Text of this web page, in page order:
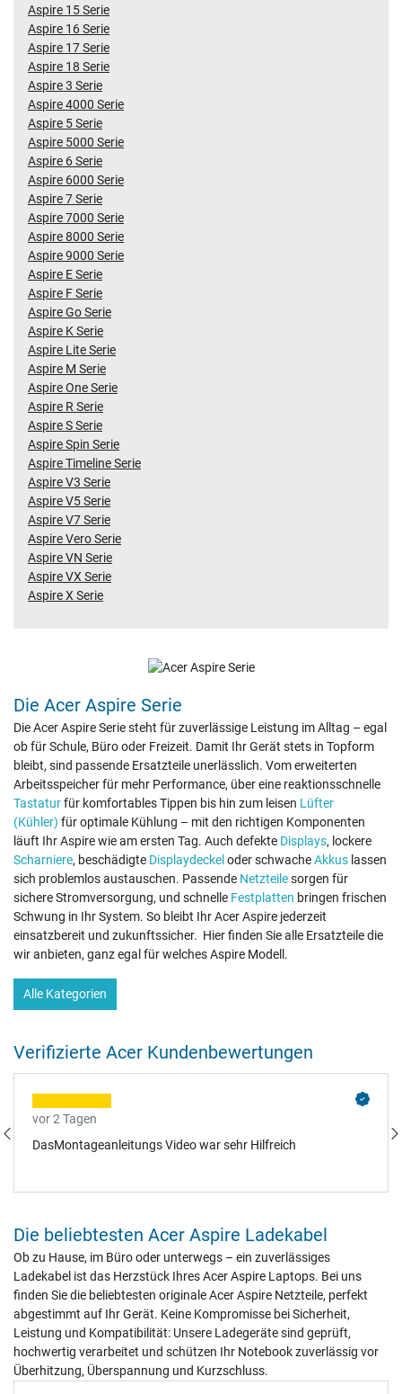
Aspire 15 Serie
Aspire 16 Serie
Aspire 17 Serie
Aspire 18 Serie
Aspire 3 Serie
Aspire 4000 Serie
Aspire 5 Serie
Aspire 5000 Serie
Aspire 6 Serie
Aspire 6000 Serie
Aspire 7 Serie
Aspire 7000 Serie
Aspire 8000 Serie
Aspire 9000 Serie
Aspire E Serie
Aspire F Serie
Aspire Go Serie
Aspire K Serie
Aspire Lite Serie
Aspire M Serie
Aspire One Serie
Aspire R Serie
Aspire S Serie
Aspire Spin Serie
Aspire Timeline Serie
Aspire V3 Serie
Aspire V5 Serie
Aspire V7 Serie
Aspire Vero Serie
Aspire VN Serie
Aspire VX Serie
Aspire X Serie
Die Acer Aspire Serie
Die Acer Aspire Serie steht für zuverlässige Leistung im Alltag – egal
ob für Schule, Büro oder Freizeit. Damit Ihr Gerät stets in Topform
bleibt, sind passende Ersatzteile unerlässlich. Vom erweiterten
Arbeitsspeicher für mehr Performance, über eine reaktionsschnelle
Tastaturfür komfortables Tippen bis hin zum leisen Lüfter
(Kühler) für optimale Kühlung – mit den richtigen Komponenten
läuft Ihr Aspire wie am ersten Tag. Auch defekte Displays, lockere
Scharniere, beschädigte Displaydeckel oder schwacheAkkus lassen
sich problemlos austauschen. Passende Netzteilesorgen für
sichere Stromversorgung, und schnelle Festplatten bringen frischen
Schwung in Ihr System. So bleibt Ihr Acer Aspire jederzeit
einsatzbereit und zukunftssicher. Hier finden Sie alle Ersatzteile die
wir anbieten, ganz egal für welches Aspire Modell.
Alle Kategorien
Verifizierte Acer Kundenbewertungen
vor 2 Tagen
DasMontageanleitungs Video war sehr Hilfreich
Die beliebtesten Acer Aspire Ladekabel
Ob zu Hause, im Büro oder unterwegs – ein zuverlässiges
Ladekabel ist das Herzstück Ihres Acer Aspire Laptops. Bei uns
finden Sie die beliebtesten originale Acer Aspire Netzteile, perfekt
abgestimmt auf Ihr Gerät. Keine Kompromisse bei Sicherheit,
Leistung und Kompatibilität: Unsere Ladegeräte sind geprüft,
hochwertig verarbeitet und schützen Ihr Notebook zuverlässig vor
Überhitzung, Überspannung und Kurzschluss.